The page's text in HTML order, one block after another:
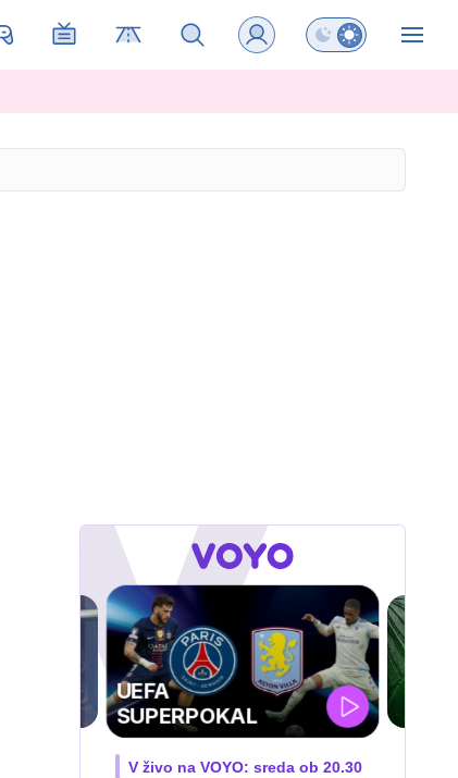
Preklopi barvni
ZUFFA BOXING 10
V živo na VOYO: sobota ob